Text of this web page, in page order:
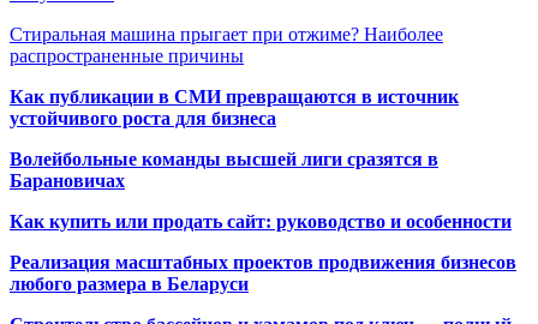
Стиральная машина прыгает при отжиме? Наиболее
распространенные причины
Как публикации в СМИ превращаются в источник
устойчивого роста для бизнеса
Волейбольные команды высшей лиги сразятся в
Барановичах
Как купить или продать сайт: руководство и особенности
Реализация масштабных проектов продвижения бизнесов
любого размера в Беларуси